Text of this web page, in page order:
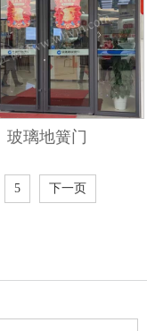
玻璃地簧门
5 下一页